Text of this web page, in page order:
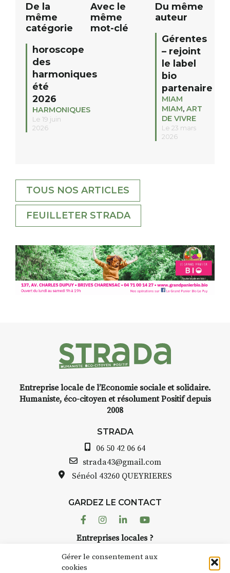
Gérer le consentement aux
cookies
De la
même
catégorie
horoscope
des
harmoniques
été
2026
HARMONIQUES
Le 19 juin
2026
Avec le
même
mot-clé
Du même
auteur
Gérentes
– rejoint
le label
bio
partenaire
MIAM
MIAM, ART
DE VIVRE
Le 23 mars
2026
TOUS NOS ARTICLES
FEUILLETER STRADA
Entreprise locale de l’Economie sociale et solidaire.
Humaniste, éco-citoyen et résolument Positif depuis
2008
STRADA
06 50 42 06 64
strada43@gmail.com
Sénéol 43260 QUEYRIERES
GARDEZ LE CONTACT
FacebookInstagram
LinkedinYoutube
Entreprises locales ?